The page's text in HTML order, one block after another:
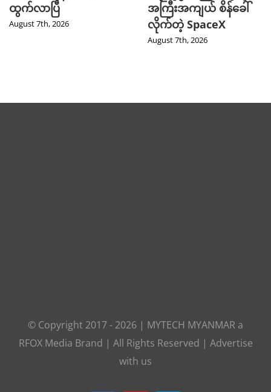
ထွက်လာပြီ
August 7th, 2026
အကြီးအကျယ် စိန်ခေါ်
လိုက်တဲ့ SpaceX
August 7th, 2026
© Copyright 2017 - 2026 | MYTECH MYANMAR a
RFOX Media Brand | All Rights Reserved | Advertise
with us